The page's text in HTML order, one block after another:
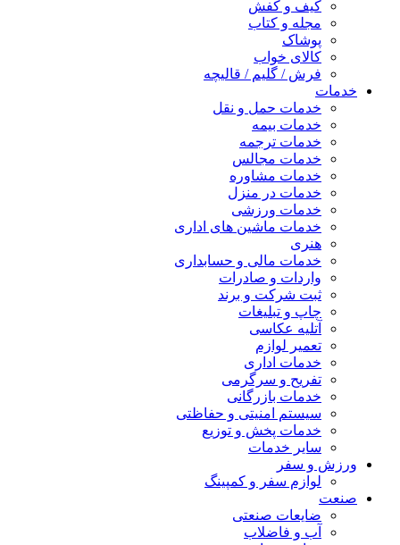
کیف و کفش
مجله و کتاب
پوشاک
کالای خواب
فرش / گلیم / قالیچه
خدمات
خدمات حمل و نقل
خدمات بیمه
خدمات ترجمه
خدمات مجالس
خدمات مشاوره
خدمات در منزل
خدمات ورزشی
خدمات ماشین های اداری
هنری
خدمات مالی و حسابداری
واردات و صادرات
ثبت شرکت و برند
چاپ و تبلیغات
آتلیه عکاسی
تعمیر لوازم
خدمات اداری
تفریح و سرگرمی
خدمات بازرگانی
سیستم امنیتی و حفاظتی
خدمات پخش و توزیع
سایر خدمات
ورزش و سفر
لوازم سفر و کمپینگ
صنعت
ضایعات صنعتی
آب و فاضلاب